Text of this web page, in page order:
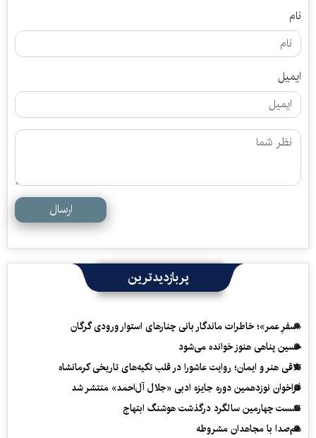
نام
ایمیل
ارسال
پربازدیدترین
«سفرِ عمر»؛ خاطرات ماندگار بانی چنارهای استوار ورودی گرگان
حسین پناهی هنوز خوانده می‌شود
تلاقی هنر و ایمان؛ روایت عاشورا در قلب تکیه‌های تاریخی کرمانشاه
فراخوان نوزدهمین دوره جایزه ادبی «جلال آل‌احمد» منتشر شد
نشست چهارمین سالگرد درگذشت هوشنگ ابتهاج
هم‌صدا با مجاهدان مشروطه